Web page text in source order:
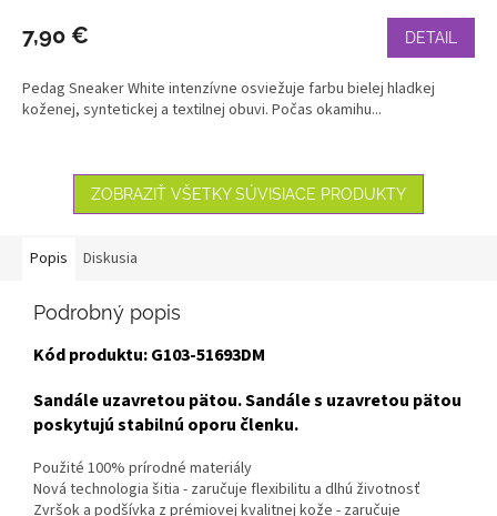
7,90 € DETAIL
Pedag Sneaker White intenzívne osviežuje farbu bielej hladkej
koženej, syntetickej a textilnej obuvi. Počas okamihu...
ZOBRAZIŤ VŠETKY SÚVISIACE PRODUKTY
Popis Diskusia
Podrobný popis
Kód produktu: G103-51693DM
Sandále uzavretou pätou. Sandále s uzavretou pätou
poskytujú stabilnú oporu členku.
Použité 100% prírodné materiály
Nová technologia šitia - zaručuje flexibilitu a dlhú životnosť
Zvršok a podšívka z prémiovej kvalitnej kože - zaručuje